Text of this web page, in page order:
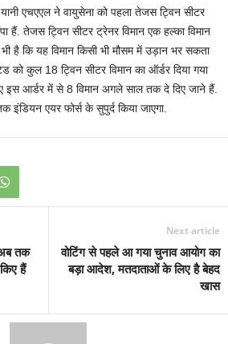
यानी एचएएल ने वायुसेना को पहला तेजस ट्विन सीटर
हैं. तेजस ट्विन सीटर ट्रेनर विमान एक हल्का विमान
है कि यह विमान किसी भी मौसम में उड़ान भर सकता
को कुल 18 ट्विन सीटर विमान का ऑर्डर दिया गया
गए इस आर्डर में से 8 विमान अगले साल तक दे दिए जाने हैं.
एयर फोर्स के सुपुर्द किया जाएगा.
तक
हैं
Next article
वोटिंग से पहले आ गया चुनाव आयोग का
बड़ा आदेश, मतदाताओं के लिए है बेहद
खास